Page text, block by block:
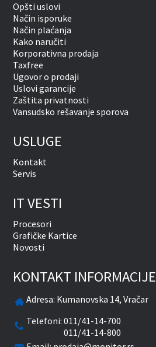
Opšti uslovi
Način isporuke
Način plaćanja
Kako naručiti
Korporativna prodaja
Taxfree
Ugovor o prodaji
Uslovi garancije
Zaštita privatnosti
Vansudsko rešavanje sporova
USLUGE
Kontakt
Servis
IT VESTI
Procesori
Grafičke Kartice
Novosti
KONTAKT INFORMACIJE
Adresa: Kumanovska 14, Vračar
Telefoni:011/41-14-700
011/41-14-800